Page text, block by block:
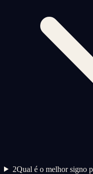
2Qual é o melhor signo